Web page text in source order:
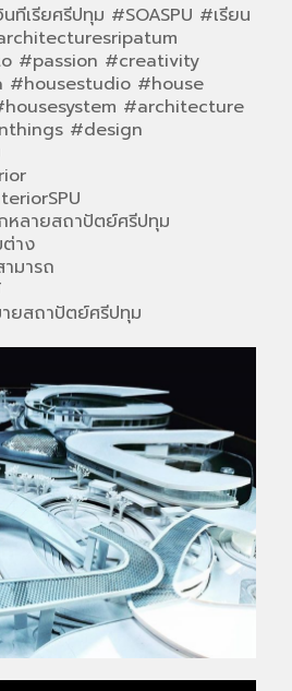
เรียศรีปทุม #SOASPU #เรียน
#passion #creativity
#housestudio #house
#architecture
#design
หลายสถาปัตย์ศรีปทุม
าง
มารถ
ยสถาปัตย์ศรีปทุม